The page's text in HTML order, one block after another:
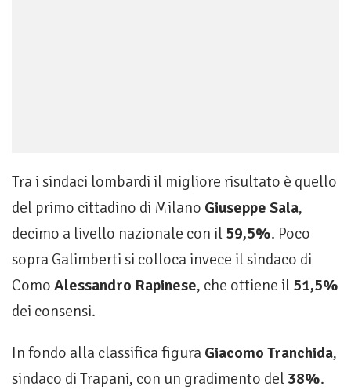
Tra i sindaci lombardi il migliore risultato è quello
del primo cittadino di Milano Giuseppe Sala,
decimo a livello nazionale con il 59,5%. Poco
sopra Galimberti si colloca invece il sindaco di
Como Alessandro Rapinese, che ottiene il 51,5%
dei consensi.
In fondo alla classifica figura Giacomo Tranchida,
sindaco di Trapani, con un gradimento del 38%.